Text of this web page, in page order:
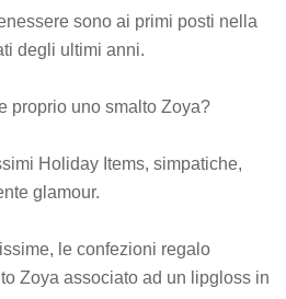
sono ai primi posti nella
degli ultimi anni.
proprio uno smalto Zoya?
Holiday Items, simpatiche,
glamour.
le confezioni regalo
Zoya associato ad un lipgloss in